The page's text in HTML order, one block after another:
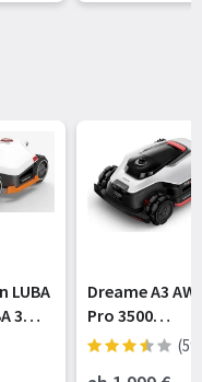
LUBA
3
Dreame A3
Pro 3500
Mähroboter,(59)